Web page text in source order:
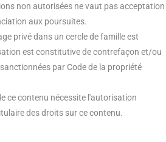
non autorisées ne vaut pas acceptation
aux poursuites.
privé dans un cercle de famille est
est constitutive de contrefaçon et/ou
par Code de la propriété
ce contenu nécessite l'autorisation
des droits sur ce contenu.